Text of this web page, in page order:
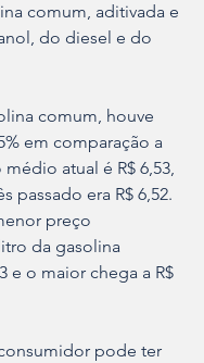
comum, aditivada e
do diesel e do
comum, houve
em comparação a
atual é R$ 6,53,
passado era R$ 6,52.
preço
da gasolina
e o maior chega a R$
pode ter